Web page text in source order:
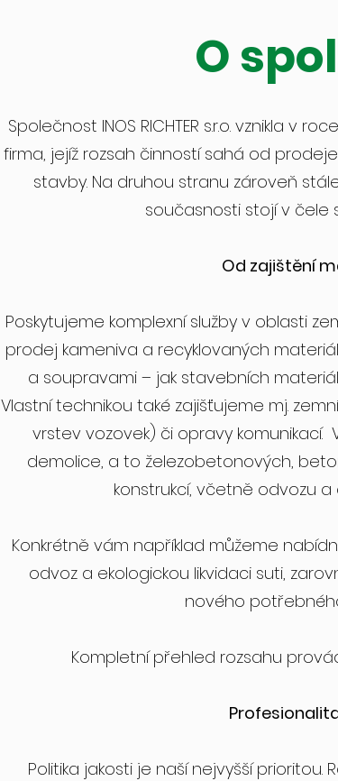
O
Společnost INOS RICHTER s.r.o. vznikla v
firma, jejíž rozsah činností sahá od
stavby. Na druhou stranu zároveň
současnosti stojí v čele
Od zajištění
Poskytujeme komplexní služby v oblasti
prodej kameniva a recyklovaných
a soupravami – jak stavebních
Vlastní technikou také zajišťujeme mj.
vrstev vozovek) či opravy
demolice, a to železobetonových,
konstrukcí, včetně odvozu
Konkrétně vám například můžeme
odvoz a ekologickou likvidaci suti,
nového
Kompletní přehled rozsahu
Politika jakosti je naší nejvyšší